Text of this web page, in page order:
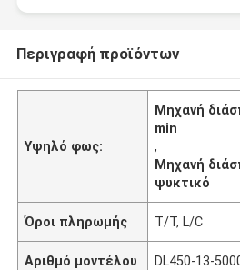
Περιγραφή προϊόντων
Υψηλό φως:
Μηχανή
min
,
Μηχανή
ψυκτικό
Όροι πληρωμής T/T, L/C
Αριθμό μοντέλου DL450-13-